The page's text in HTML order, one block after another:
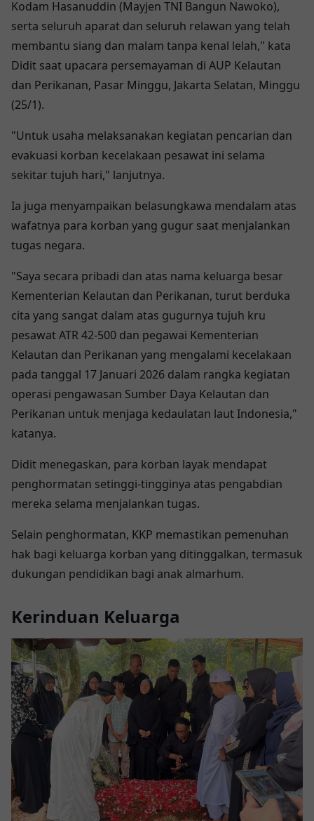
Kodam Hasanuddin (Mayjen TNI Bangun Nawoko),
serta seluruh aparat dan seluruh relawan yang telah
membantu siang dan malam tanpa kenal lelah," kata
Didit saat upacara persemayaman di AUP Kelautan
dan Perikanan, Pasar Minggu, Jakarta Selatan, Minggu
(25/1).
"Untuk usaha melaksanakan kegiatan pencarian dan
evakuasi korban kecelakaan pesawat ini selama
sekitar tujuh hari," lanjutnya.
Ia juga menyampaikan belasungkawa mendalam atas
wafatnya para korban yang gugur saat menjalankan
tugas negara.
"Saya secara pribadi dan atas nama keluarga besar
Kementerian Kelautan dan Perikanan, turut berduka
cita yang sangat dalam atas gugurnya tujuh kru
pesawat ATR 42-500 dan pegawai Kementerian
Kelautan dan Perikanan yang mengalami kecelakaan
pada tanggal 17 Januari 2026 dalam rangka kegiatan
operasi pengawasan Sumber Daya Kelautan dan
Perikanan untuk menjaga kedaulatan laut Indonesia,"
katanya.
Didit menegaskan, para korban layak mendapat
penghormatan setinggi-tingginya atas pengabdian
mereka selama menjalankan tugas.
Selain penghormatan, KKP memastikan pemenuhan
hak bagi keluarga korban yang ditinggalkan, termasuk
dukungan pendidikan bagi anak almarhum.
Kerinduan Keluarga